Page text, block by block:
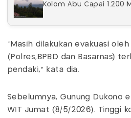
Kolom Abu Capai 1.200
“Masih dilakukan evakuasi
(Polres,BPBD dan Basarnas)
pendaki,” kata dia.
Sebelumnya, Gunung Dukono
WIT Jumat (8/5/2026). Tinggi